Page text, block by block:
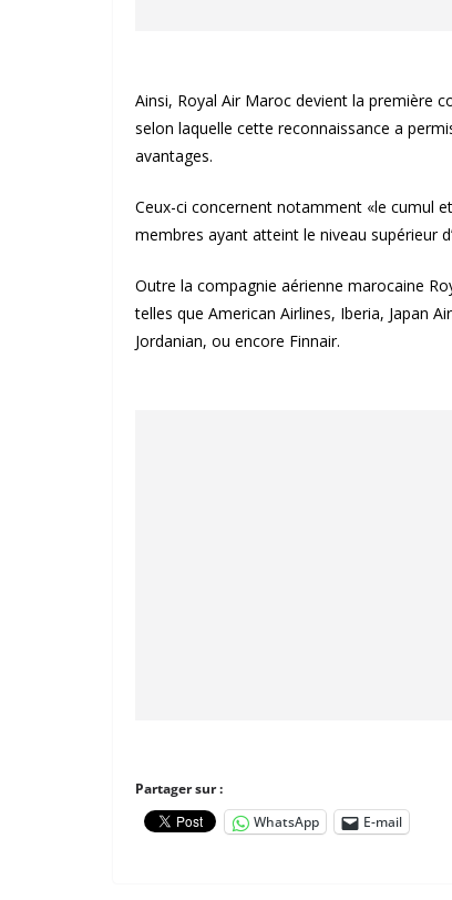
Ainsi, Royal Air Maroc devient la première
selon laquelle cette reconnaissance a
avantages.
Ceux-ci concernent notamment «le cumul
membres ayant atteint le niveau supérieur
Outre la compagnie aérienne marocaine
telles que American Airlines, Iberia, Japan
Jordanian, ou encore Finnair.
Partager sur :
WhatsApp
E-mail